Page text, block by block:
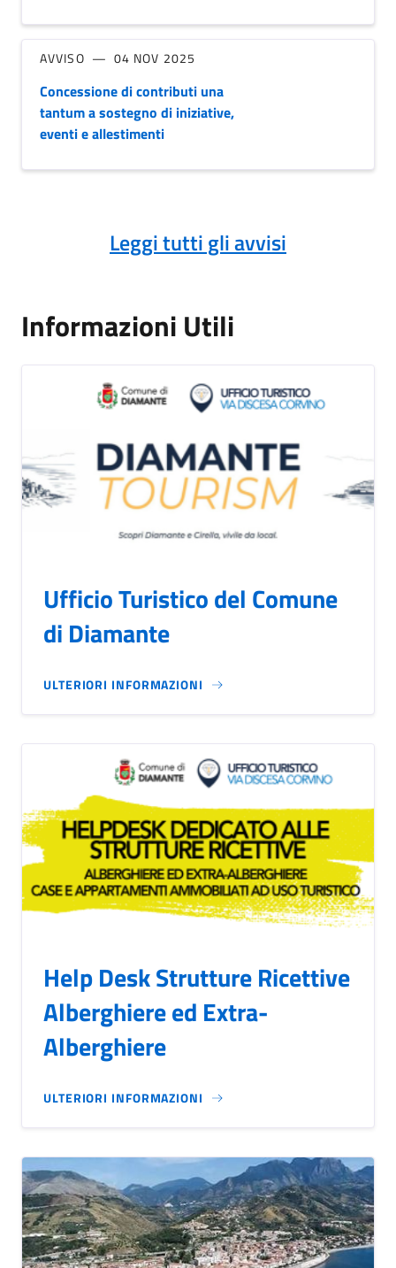
AVVISO 04 NOV 2025
Concessione di contributi una
tantum a sostegno di iniziative,
eventi e allestimenti
Leggi tutti gli avvisi
Informazioni Utili
Ufficio Turistico del Comune
di Diamante
ULTERIORI INFORMAZIONI
Help Desk Strutture Ricettive
Alberghiere ed Extra-
Alberghiere
ULTERIORI INFORMAZIONI